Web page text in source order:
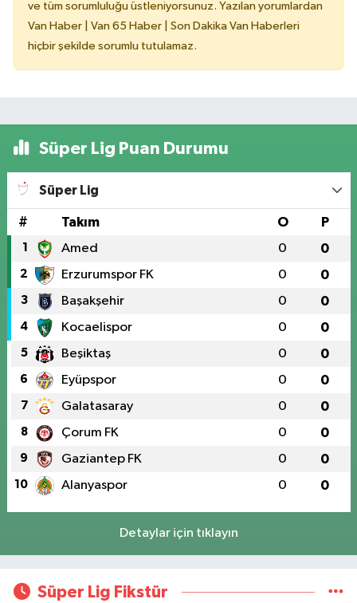
ve tüm sorumluluğu üstleniyorsunuz. Yazılan yorumlardan
Van Haber | Van 65 Haber | Son Dakika Van Haberleri
hiçbir şekilde sorumlu tutulamaz.
Süper Lig Puan Durumu
Süper Lig
# Takım O P
1 Amed 0 0
2 Erzurumspor FK 0 0
3 Başakşehir 0 0
4 Kocaelispor 0 0
5 Beşiktaş 0 0
6 Eyüpspor 0 0
7 Galatasaray 0 0
8 Çorum FK 0 0
9 Gaziantep FK 0 0
10 Alanyaspor 0 0
Detaylar için tıklayın
Süper Lig Fikstür